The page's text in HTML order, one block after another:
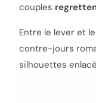
couples
Entre le lever et
contre-jours
silhouettes